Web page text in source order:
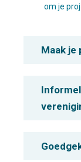
om je
Maak je